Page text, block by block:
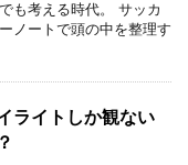
も考える時代。 サッカ
ノートで頭の中を整理す
ライトしか観ない